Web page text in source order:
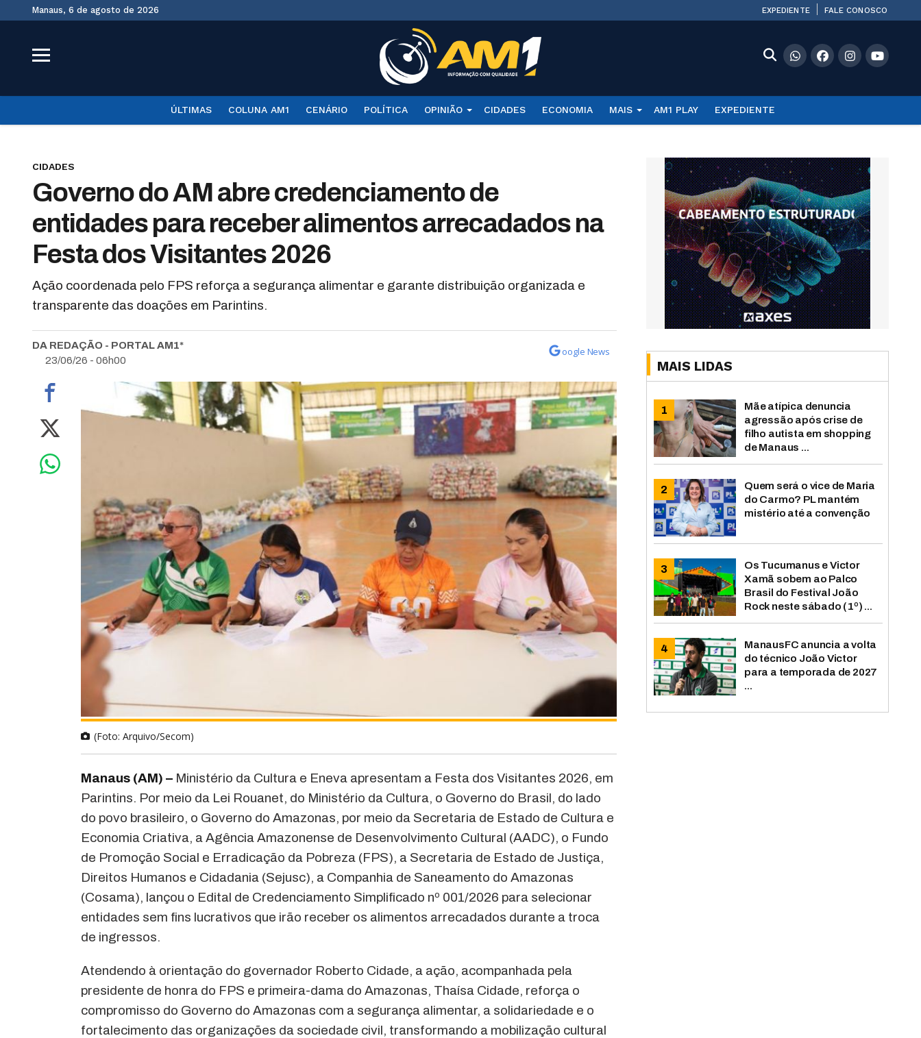
Manaus, 6 de agosto de 2026 EXPEDIENTE FALE CONOSCO
ÚLTIMAS COLUNA AM1 CENÁRIO POLÍTICA OPINIÃO CIDADES ECONOMIA MAIS AM1 PLAY EXPEDIENTE
CIDADES
Governo do AM abre credenciamento de
entidades para receber alimentos arrecadados na
Festa dos Visitantes 2026
Ação coordenada pelo FPS reforça a segurança alimentar e garante distribuição organizada e
transparente das doações em Parintins.
DA REDAÇÃO - PORTAL AM1*
23/06/26 - 06h00
oogle News
(Foto: Arquivo/Secom)
Manaus (AM) – Ministério da Cultura e Eneva apresentam a Festa dos Visitantes 2026, em
Parintins. Por meio da Lei Rouanet, do Ministério da Cultura, o Governo do Brasil, do lado
do povo brasileiro, o Governo do Amazonas, por meio da Secretaria de Estado de Cultura e
Economia Criativa, a Agência Amazonense de Desenvolvimento Cultural (AADC), o Fundo
de Promoção Social e Erradicação da Pobreza (FPS), a Secretaria de Estado de Justiça,
Direitos Humanos e Cidadania (Sejusc), a Companhia de Saneamento do Amazonas
(Cosama), lançou o Edital de Credenciamento Simplificado nº 001/2026 para selecionar
entidades sem fins lucrativos que irão receber os alimentos arrecadados durante a troca
de ingressos.
Atendendo à orientação do governador Roberto Cidade, a ação, acompanhada pela
presidente de honra do FPS e primeira-dama do Amazonas, Thaísa Cidade, reforça o
compromisso do Governo do Amazonas com a segurança alimentar, a solidariedade e o
fortalecimento das organizações da sociedade civil, transformando a mobilização cultural
MAIS LIDAS
Mãe atípica denuncia
agressão após crise de
filho autista em shopping
de Manaus ...
Quem será o vice de Maria
do Carmo? PL mantém
mistério até a convenção
Os Tucumanus e Victor
Xamã sobem ao Palco
Brasil do Festival João
Rock neste sábado (1º) ...
ManausFC anuncia a volta
do técnico João Victor
para a temporada de 2027
...